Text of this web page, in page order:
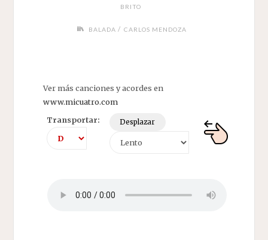
BRITO
BALADA / CARLOS MENDOZA
Ver más canciones y acordes en
www.micuatro.com
Transportar:
Desplazar